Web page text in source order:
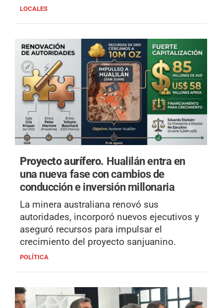
LOCALES
Proyecto aurífero. Hualilán entra en
una nueva fase con cambios de
conducción e inversión millonaria
La minera australiana renovó sus
autoridades, incorporó nuevos ejecutivos y
aseguró recursos para impulsar el
crecimiento del proyecto sanjuanino.
POLÍTICA